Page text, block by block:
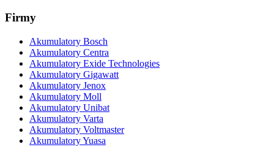
Firmy
Akumulatory Bosch
Akumulatory Centra
Akumulatory Exide Technologies
Akumulatory Gigawatt
Akumulatory Jenox
Akumulatory Moll
Akumulatory Unibat
Akumulatory Varta
Akumulatory Voltmaster
Akumulatory Yuasa